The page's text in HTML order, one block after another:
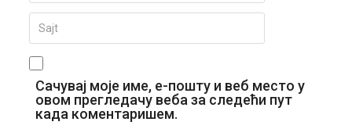
Сачувај моје име, е-пошту и веб место у
овом прегледачу веба за следећи пут
када коментаришем.